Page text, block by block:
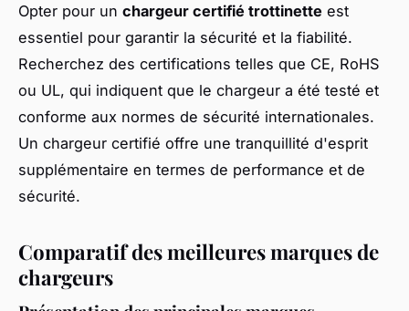
Opter pour un chargeur certifié trottinette est
essentiel pour garantir la sécurité et la fiabilité.
Recherchez des certifications telles que CE, RoHS
ou UL, qui indiquent que le chargeur a été testé et
conforme aux normes de sécurité internationales.
Un chargeur certifié offre une tranquillité d'esprit
supplémentaire en termes de performance et de
sécurité.
Comparatif des meilleures marques de
chargeurs